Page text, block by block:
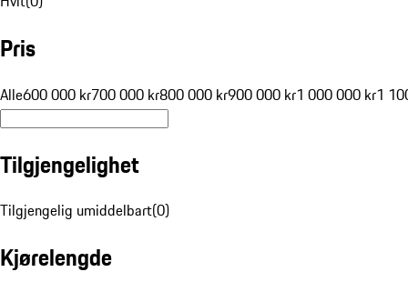
Pris
Alle600 000 kr700 000 kr800 000 kr900 000 kr1 000 000 kr1
Tilgjengelighet
Tilgjengelig umiddelbart(0)
Kjørelengde